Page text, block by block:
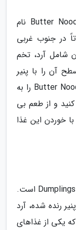
یکی دیگر از غذاهای محلی آلمان Butter Noodles نام
در جنوب غربی
شامل آرد، تخم
آن را با پنیر
پوشش می دهند. بعلاوه می توانید Butter Noodles را به
و از طعم بی
خوردن این غذا
یکی دیگر از معروف ترین غذاهای آلمانی Dumplings است.
رنده شده، آرد
و تخم مرغ درست می گردد. Dumplings که یکی از غذاهای